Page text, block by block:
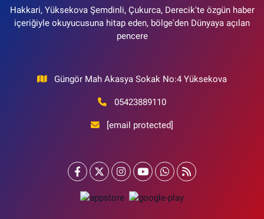
Hakkari, Yüksekova Şemdinli, Çukurca, Derecik'te özgün haber
içeriğiyle okuyucusuna hitap eden, bölge'den Dünyaya açılan
pencere
Güngör Mah Akasya Sokak No:4 Yüksekova
05423889110
[email protected]